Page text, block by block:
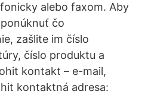
alebo faxom. Aby
čo
zašlite im číslo
číslo produktu a
kontakt – e-mail,
kontaktná adresa: